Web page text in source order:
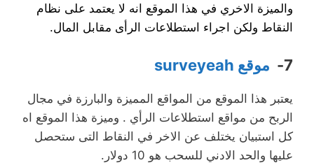
والميزة الاخري في هذا الموقع انه لا يعتمد على نظام
النقاط ولكن اجراء استطلاعات الرأى مقابل المال.
7- موقع surveyeah
يعتبر هذا الموقع من المواقع المميزة والبارزة في مجال
الربح من مواقع استطلاعات الرأي . وميزة هذا الموقع اه
كل استبيان يختلف عن الاخر في النقاط التى ستحصل
عليها والحد الادني للسحب هو 10 دولار.